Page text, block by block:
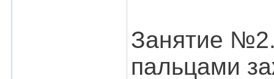
Занятие
пальцами